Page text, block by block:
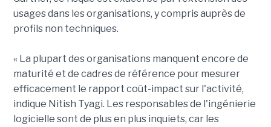
usages dans les organisations, y compris auprès de
profils non techniques.
« La plupart des organisations manquent encore de
maturité et de cadres de référence pour mesurer
efficacement le rapport coût-impact sur l'activité,
indique Nitish Tyagi. Les responsables de l'ingénierie
logicielle sont de plus en plus inquiets, car les